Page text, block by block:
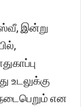
இன்று
உடலுக்கு
என